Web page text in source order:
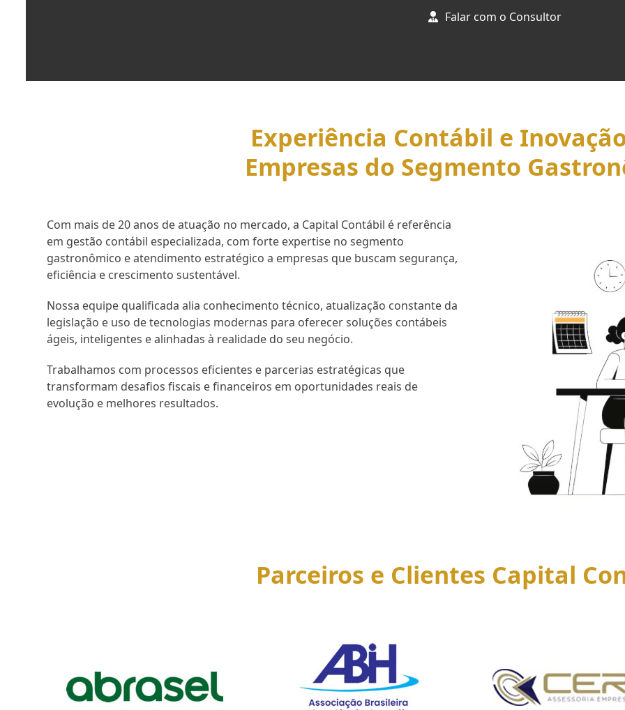
Falar com o Consultor
Experiência Contábil e
Empresas do Segmento
Com mais de 20 anos de atuação no mercado, a Capital Contábil é referência
em gestão contábil especializada, com forte expertise no segmento
gastronômico e atendimento estratégico a empresas que buscam segurança,
eficiência e crescimento sustentável.
Nossa equipe qualificada alia conhecimento técnico, atualização constante da
legislação e uso de tecnologias modernas para oferecer soluções contábeis
ágeis, inteligentes e alinhadas à realidade do seu negócio.
Trabalhamos com processos eficientes e parcerias estratégicas que
transformam desafios fiscais e financeiros em oportunidades reais de
evolução e melhores resultados.
Parceiros e Clientes Capital
right